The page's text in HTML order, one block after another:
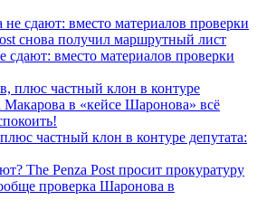
сдают: вместо материалов проверки
частный клон в контуре депутата: